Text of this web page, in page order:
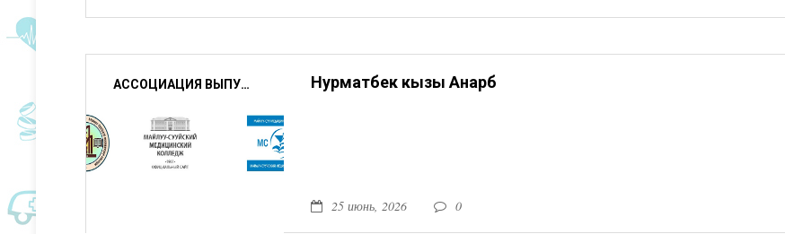
АССОЦИАЦИЯ ВЫПУСКНИКОВ Нурматбек кызы Анарбү
25 июнь, 2026 0